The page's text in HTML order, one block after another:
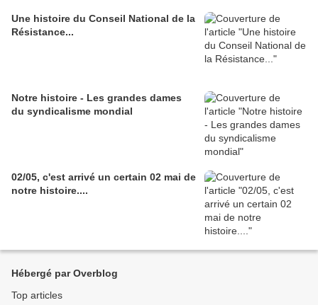
Une histoire du Conseil National de la
Résistance...
Notre histoire - Les grandes dames
du syndicalisme mondial
02/05, c'est arrivé un certain 02 mai de
notre histoire....
Hébergé par Overblog
Top articles